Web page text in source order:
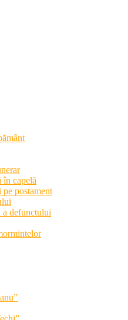
în capelă
postament
a defunctului